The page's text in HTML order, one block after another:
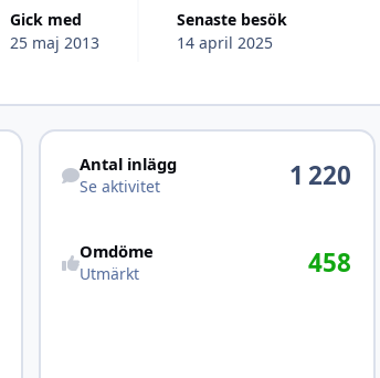
Gick med
25 maj 2013
Senaste besök
14 april 2025
Se aktivitet
Antal inlägg
Se aktivitet 1 220
Omdöme
Utmärkt 458